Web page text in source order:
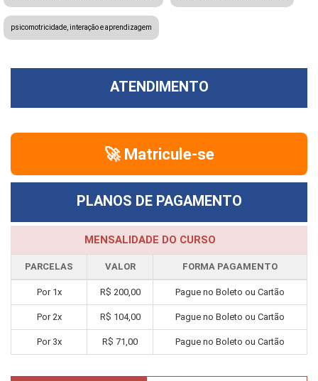
psicomotricidade, interação e aprendizagem
ATENDIMENTO
🚀 Matricule-se
PLANOS DE PAGAMENTO
MENSALIDADE DO CURSO
PARCELAS VALOR FORMA PAGAMENTO
Por 1x R$ 200,00 Pague no Boleto ou Cartão
Por 2x R$ 104,00 Pague no Boleto ou Cartão
Por 3x R$ 71,00 Pague no Boleto ou Cartão